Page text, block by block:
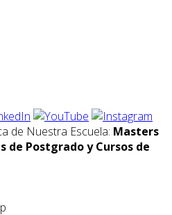
de Nuestra Escuela: Masters
de Postgrado y Cursos de